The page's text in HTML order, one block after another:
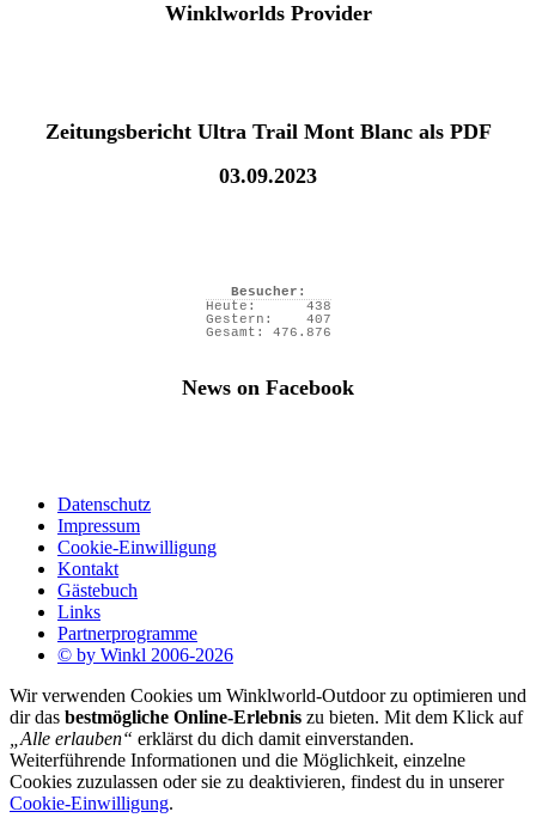
Winklworlds Provider
Zeitungsbericht Ultra Trail Mont Blanc als PDF
03.09.2023
Besucher:
Heute:
438
Gestern:
407
Gesamt:
476.876
News on Facebook
Datenschutz
Impressum
Cookie-Einwilligung
Kontakt
Gästebuch
Links
Partnerprogramme
© by Winkl 2006-2026
Wir verwenden Cookies um Winklworld-Outdoor zu optimieren und
dir das bestmögliche Online-Erlebnis zu bieten. Mit dem Klick auf
„Alle erlauben“ erklärst du dich damit einverstanden.
Weiterführende Informationen und die Möglichkeit, einzelne
Cookies zuzulassen oder sie zu deaktivieren, findest du in unserer
Cookie-Einwilligung.